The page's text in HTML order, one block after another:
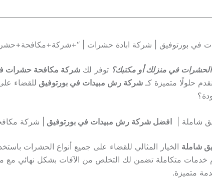
في منزلك أو مكتبك؟ توفر لك شركة مكافحة حشرات
حلولًا متميزة كـ شركة رش مبيدات في بورتوفيق للقضاء
افضل شركة رش مبيدات في بورتوفيق | شركة
شاملة الخيار المثالي للقضاء على جميع أنواع الحشرات
خدمات متكاملة تضمن لك التخلص من الآفات بشكل نهائي مع
متميزة.